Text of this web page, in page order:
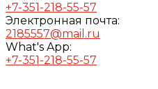
+7-351-218-55-57
Электронная почта:
2185557@mail.ru
What's App:
+7-351-218-55-57